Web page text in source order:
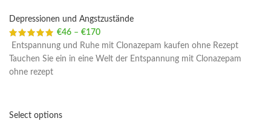
Depressionen und Angstzustände
€46 – €170
Entspannung und Ruhe mit Clonazepam kaufen ohne Rezept
Tauchen Sie ein in eine Welt der Entspannung mit Clonazepam
ohne rezept
Select options